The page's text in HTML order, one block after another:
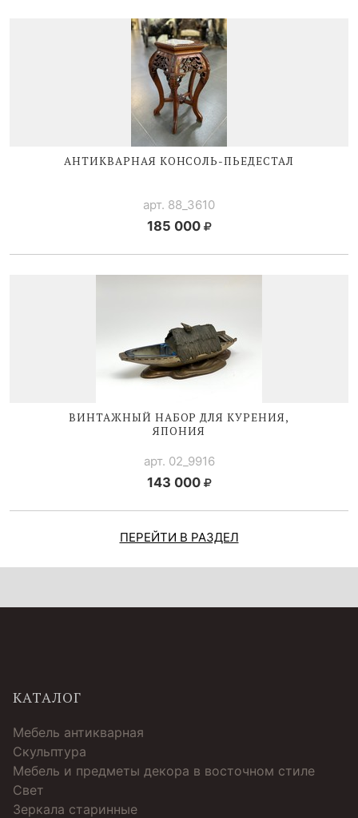
АНТИКВАРНАЯ КОНСОЛЬ-ПЬЕДЕСТАЛ
арт. 88_3610
185 000
ВИНТАЖНЫЙ НАБОР ДЛЯ КУРЕНИЯ,
ЯПОНИЯ
арт. 02_9916
143 000
ПЕРЕЙТИ В РАЗДЕЛ
КАТАЛОГ
Мебель антикварная
Скульптура
Мебель и предметы декора в восточном стиле
Свет
Зеркала старинные